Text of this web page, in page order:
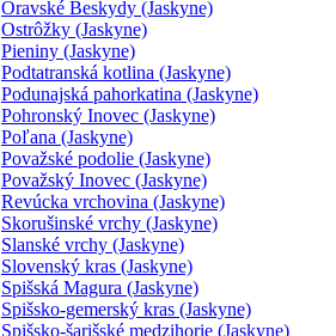
Oravské Beskydy (Jaskyne)
Ostrôžky (Jaskyne)
Pieniny (Jaskyne)
Podtatranská kotlina (Jaskyne)
Podunajská pahorkatina (Jaskyne)
Pohronský Inovec (Jaskyne)
Poľana (Jaskyne)
Považské podolie (Jaskyne)
Považský Inovec (Jaskyne)
Revúcka vrchovina (Jaskyne)
Skorušinské vrchy (Jaskyne)
Slanské vrchy (Jaskyne)
Slovenský kras (Jaskyne)
Spišská Magura (Jaskyne)
Spišsko-gemerský kras (Jaskyne)
Spišsko-šarišské medzihorie (Jaskyne)